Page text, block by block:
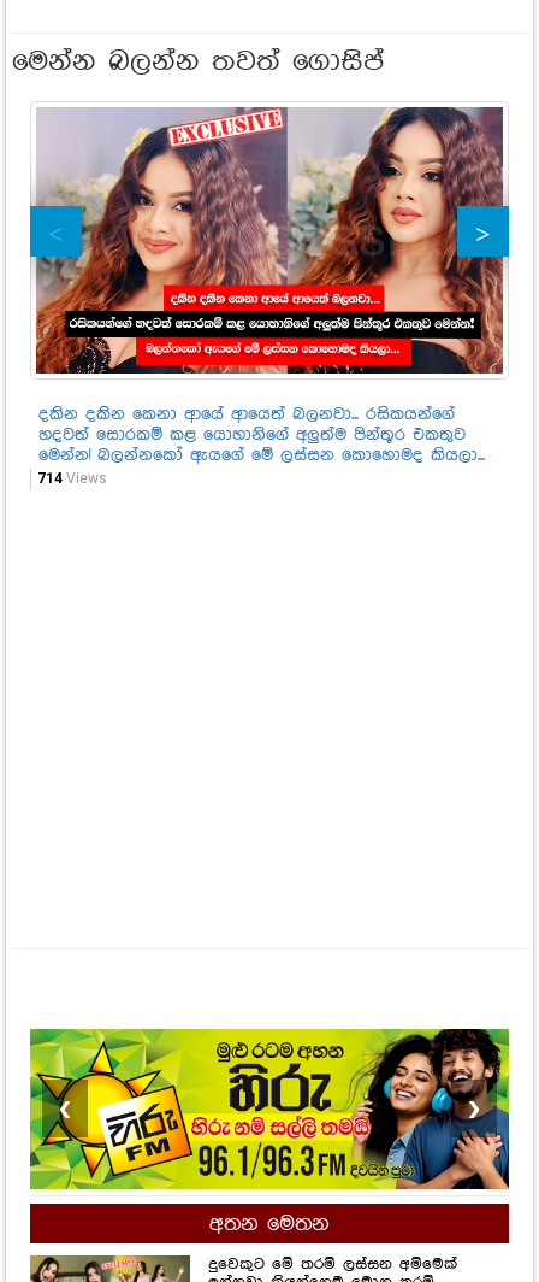
මෙන්න බලන්න තවත් ගොසිප්
දකින දකින කෙනා ආයේ ආයෙත් බලනවා... රසිකයන්ගේ
හදවත් සොරකම් කළ යොහානිගේ අලුත්ම පින්තූර එකතුව
මෙන්න! බලන්නකෝ ඇයගේ මේ ලස්සන කොහොමද කියලා...
714 Views
❮ ❯
අතන මෙතන
දුවෙකුට මේ තරම් ලස්සන අම්මෙක්
ඉන්නවා කියන්නෙම මොන තරම්
දෙයක්ද..? අක්කා - නගෝ වගේ ළං වුණු
උදාරියි, දෝණියි...
1,557Views
ලස්සනට මුල්තැන දුන් ඇය අනතුරක්
ගැන සිතුවේම නැති තරම්.. වයස අවුරුදු
22 දී පිළිකා මාරයාගේ ගොදුරක් වුණු